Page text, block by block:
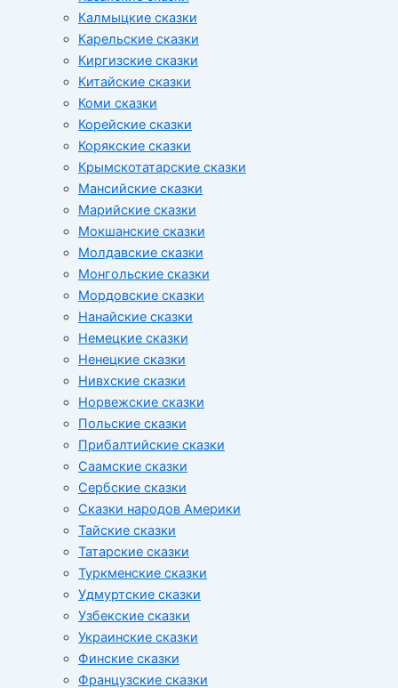
Калмыцкие сказки
Карельские сказки
Киргизские сказки
Китайские сказки
Коми сказки
Корейские сказки
Корякские сказки
Крымскотатарские сказки
Мансийские сказки
Марийские сказки
Мокшанские сказки
Молдавские сказки
Монгольские сказки
Мордовские сказки
Нанайские сказки
Немецкие сказки
Ненецкие сказки
Нивхские сказки
Норвежские сказки
Польские сказки
Прибалтийские сказки
Cаамские сказки
Сербские сказки
Сказки народов Америки
Тайские сказки
Татарские сказки
Туркменские сказки
Удмуртские сказки
Узбекские сказки
Украинские сказки
Финские сказки
Французские сказки